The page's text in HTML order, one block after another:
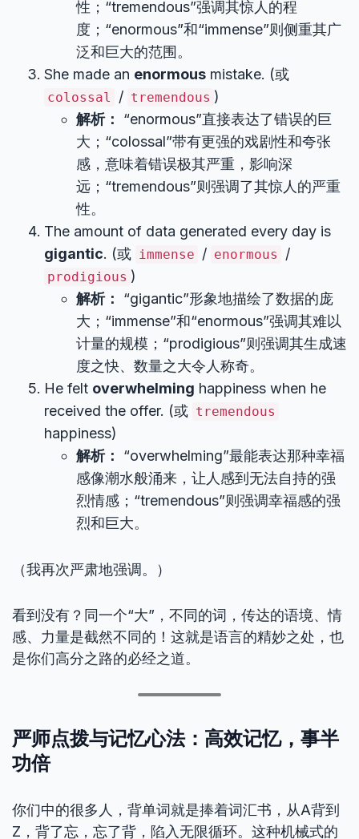
性；“tremendous”强调其惊人的程
度；“enormous”和“immense”则侧重其广
泛和巨大的范围。
She made an enormous mistake. (或
colossal / tremendous )
解析：
“enormous”直接表达了错误的巨
大；“colossal”带有更强的戏剧性和夸张
感，意味着错误极其严重，影响深
远；“tremendous”则强调了其惊人的严重
性。
The amount of data generated every day is
gigantic. (或 immense / enormous /
prodigious )
解析：
“gigantic”形象地描绘了数据的庞
大；“immense”和“enormous”强调其难以
计量的规模；“prodigious”则强调其生成速
度之快、数量之大令人称奇。
He felt overwhelming happiness when he
received the offer. (或 tremendous
happiness)
解析：
“overwhelming”最能表达那种幸福
感像潮水般涌来，让人感到无法自持的强
烈情感；“tremendous”则强调幸福感的强
烈和巨大。
（我再次严肃地强调。）
看到没有？同一个“大”，不同的词，传达的语境、情
感、力量是截然不同的！这就是语言的精妙之处，也
是你们高分之路的必经之道。
严师点拨与记忆心法：高效记忆，事半
功倍
你们中的很多人，背单词就是捧着词汇书，从A背到
Z，背了忘，忘了背，陷入无限循环。这种机械式的